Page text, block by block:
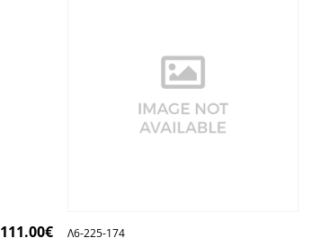
111.00€ Λ6-225-174